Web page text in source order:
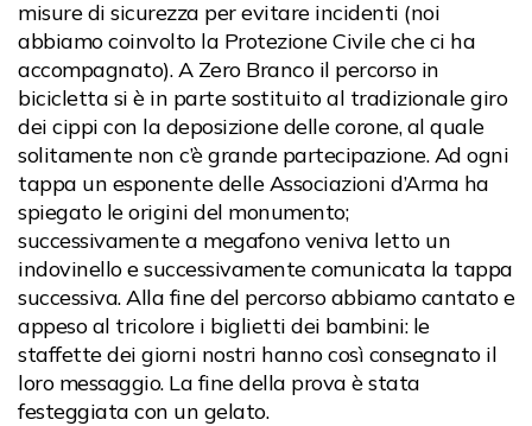
misure di sicurezza per evitare incidenti (noi
abbiamo coinvolto la Protezione Civile che ci ha
accompagnato). A Zero Branco il percorso in
bicicletta si è in parte sostituito al tradizionale giro
dei cippi con la deposizione delle corone, al quale
solitamente non c’è grande partecipazione. Ad ogni
tappa un esponente delle Associazioni d’Arma ha
spiegato le origini del monumento;
successivamente a megafono veniva letto un
indovinello e successivamente comunicata la tappa
successiva. Alla fine del percorso abbiamo cantato e
appeso al tricolore i biglietti dei bambini: le
staffette dei giorni nostri hanno così consegnato il
loro messaggio. La fine della prova è stata
festeggiata con un gelato.